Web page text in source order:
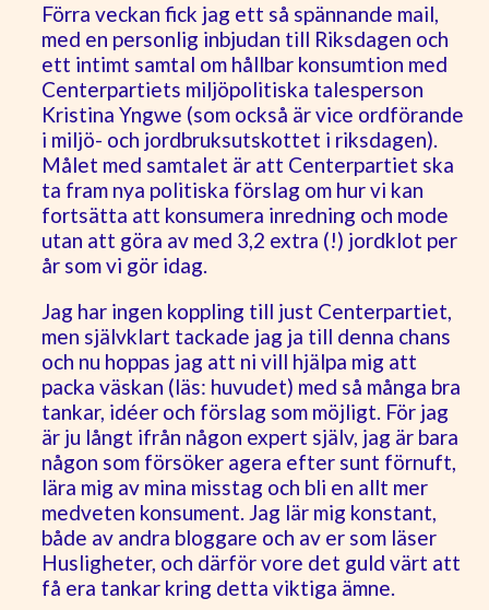
Förra veckan fick jag ett så spännande mail,
med en personlig inbjudan till Riksdagen och
ett intimt samtal om hållbar konsumtion med
Centerpartiets miljöpolitiska talesperson
Kristina Yngwe (som också är vice ordförande
i miljö- och jordbruksutskottet i riksdagen).
Målet med samtalet är att Centerpartiet ska
ta fram nya politiska förslag om hur vi kan
fortsätta att konsumera inredning och mode
utan att göra av med 3,2 extra (!) jordklot per
år som vi gör idag.
Jag har ingen koppling till just Centerpartiet,
men självklart tackade jag ja till denna chans
och nu hoppas jag att ni vill hjälpa mig att
packa väskan (läs: huvudet) med så många bra
tankar, idéer och förslag som möjligt. För jag
är ju långt ifrån någon expert själv, jag är bara
någon som försöker agera efter sunt förnuft,
lära mig av mina misstag och bli en allt mer
medveten konsument. Jag lär mig konstant,
både av andra bloggare och av er som läser
Husligheter, och därför vore det guld värt att
få era tankar kring detta viktiga ämne.